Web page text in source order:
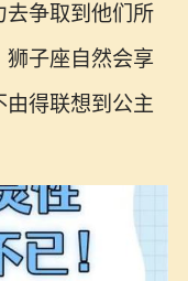
去争取到他们所
子座自然会享
由得联想到公主